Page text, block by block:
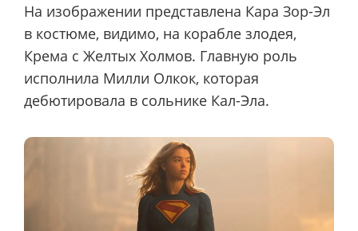
На изображении представлена Кара Зор-Эл
в костюме, видимо, на корабле злодея,
Крема с Желтых Холмов. Главную роль
исполнила Милли Олкок, которая
дебютировала в сольнике Кал-Эла.